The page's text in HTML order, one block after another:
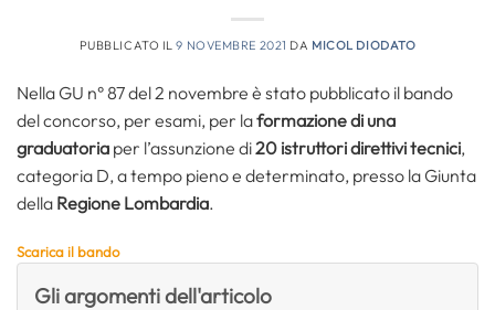
PUBBLICATO IL9 NOVEMBRE 2021 DA MICOL DIODATO
Nella GU n° 87 del 2 novembre è stato pubblicato il bando
del concorso, per esami, per laformazione di una
graduatoria per l’assunzione di20 istruttori direttivi tecnici,
categoria D, a tempo pieno e determinato, presso la Giunta
della Regione Lombardia.
Scarica il bando
Gli argomenti dell'articolo